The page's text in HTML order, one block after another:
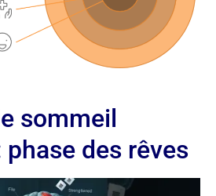
sommeil
phase des rêves